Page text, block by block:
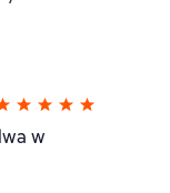
w